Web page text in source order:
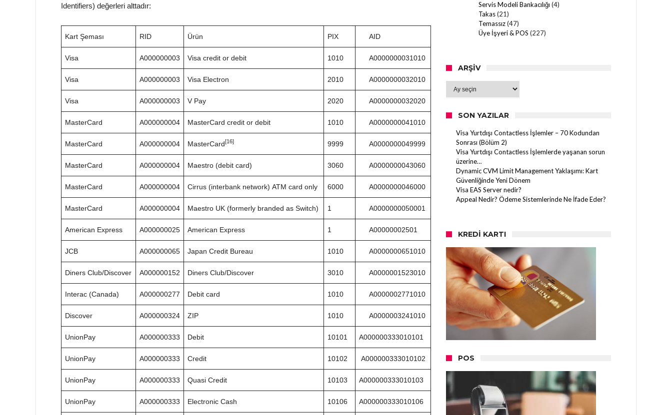
Identifiers) değerleri alttadır:
Kart Şeması RID Ürün PIX AID
Visa A000000003 Visa credit or debit 1010 A0000000031010
Visa A000000003 Visa Electron 2010 A0000000032010
Visa A000000003 V Pay 2020 A0000000032020
MasterCard A000000004 MasterCard credit or debit 1010 A0000000041010
MasterCard A000000004 MasterCard[16] 9999 A0000000049999
MasterCard A000000004 Maestro (debit card) 3060 A0000000043060
MasterCard A000000004 Cirrus (interbank network) ATM card only 6000 A0000000046000
MasterCard A000000004 Maestro UK (formerly branded as Switch) 1 A0000000050001
American Express A000000025 American Express 1 A00000002501
JCB A000000065 Japan Credit Bureau 1010 A0000000651010
Diners Club/Discover A000000152 Diners Club/Discover 3010 A0000001523010
Interac (Canada) A000000277 Debit card 1010 A0000002771010
Discover A000000324 ZIP 1010 A0000003241010
UnionPay A000000333 Debit 10101 A000000333010101
UnionPay A000000333 Credit 10102 A000000333010102
UnionPay A000000333 Quasi Credit 10103 A000000333010103
UnionPay A000000333 Electronic Cash 10106 A000000333010106
Servis Modeli Bankacılığı (4)
Takas(21)
Temassız(47)
Üye İşyeri & POS (227)
ARŞIV
SON YAZILAR
Visa Yurtdışı Contactless İşlemler – 70 Kodundan
Sonrası (Bölüm 2)
Visa Yurtdışı Contactless İşlemlerde yaşanan sorun
üzerine…
Dynamic CVM Limit Management Yaklaşımı: Kart
Güvenliğinde Yeni Dönem
Visa EAS Server nedir?
Appeal Nedir? Ödeme Sistemlerinde Ne İfade Eder?
KREDI KARTI
POS